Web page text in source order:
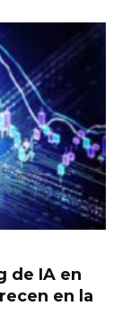
de IA en
en la